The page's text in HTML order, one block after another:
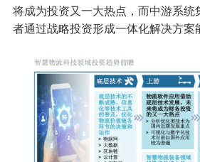
将成为投资又一大热点，而中游系统
者通过战略投资形成一体化解决方案